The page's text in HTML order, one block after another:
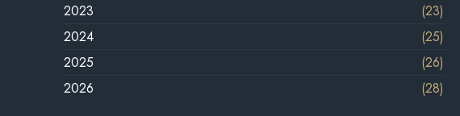
2023
(23)
2024
(25)
2025
(26)
2026
(28)